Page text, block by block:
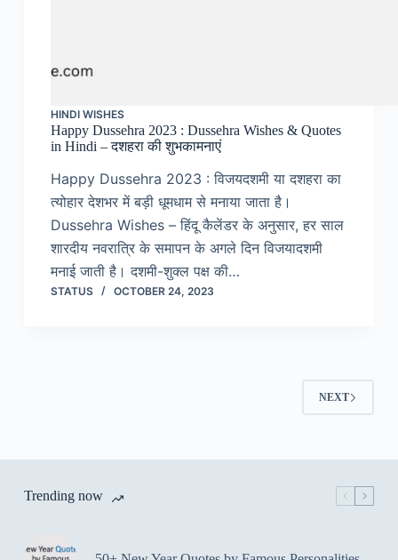
HINDI WISHES
Happy Dussehra 2023 : Dussehra Wishes & Quotes
in Hindi – दशहरा की शुभकामनाएं
Happy Dussehra 2023 : विजयदशमी या दशहरा का
त्योहार देशभर में बड़ी धूमधाम से मनाया जाता है।
Dussehra Wishes – हिंदू कैलेंडर के अनुसार, हर साल
शारदीय नवरात्रि के समापन के अगले दिन विजयादशमी
मनाई जाती है। दशमी-शुक्ल पक्ष की…
STATUS OCTOBER 24, 2023
NEXT
Trending now